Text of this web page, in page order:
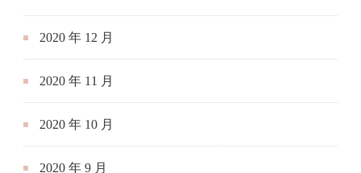
2020 年 12 月
2020 年 11 月
2020 年 10 月
2020 年 9 月